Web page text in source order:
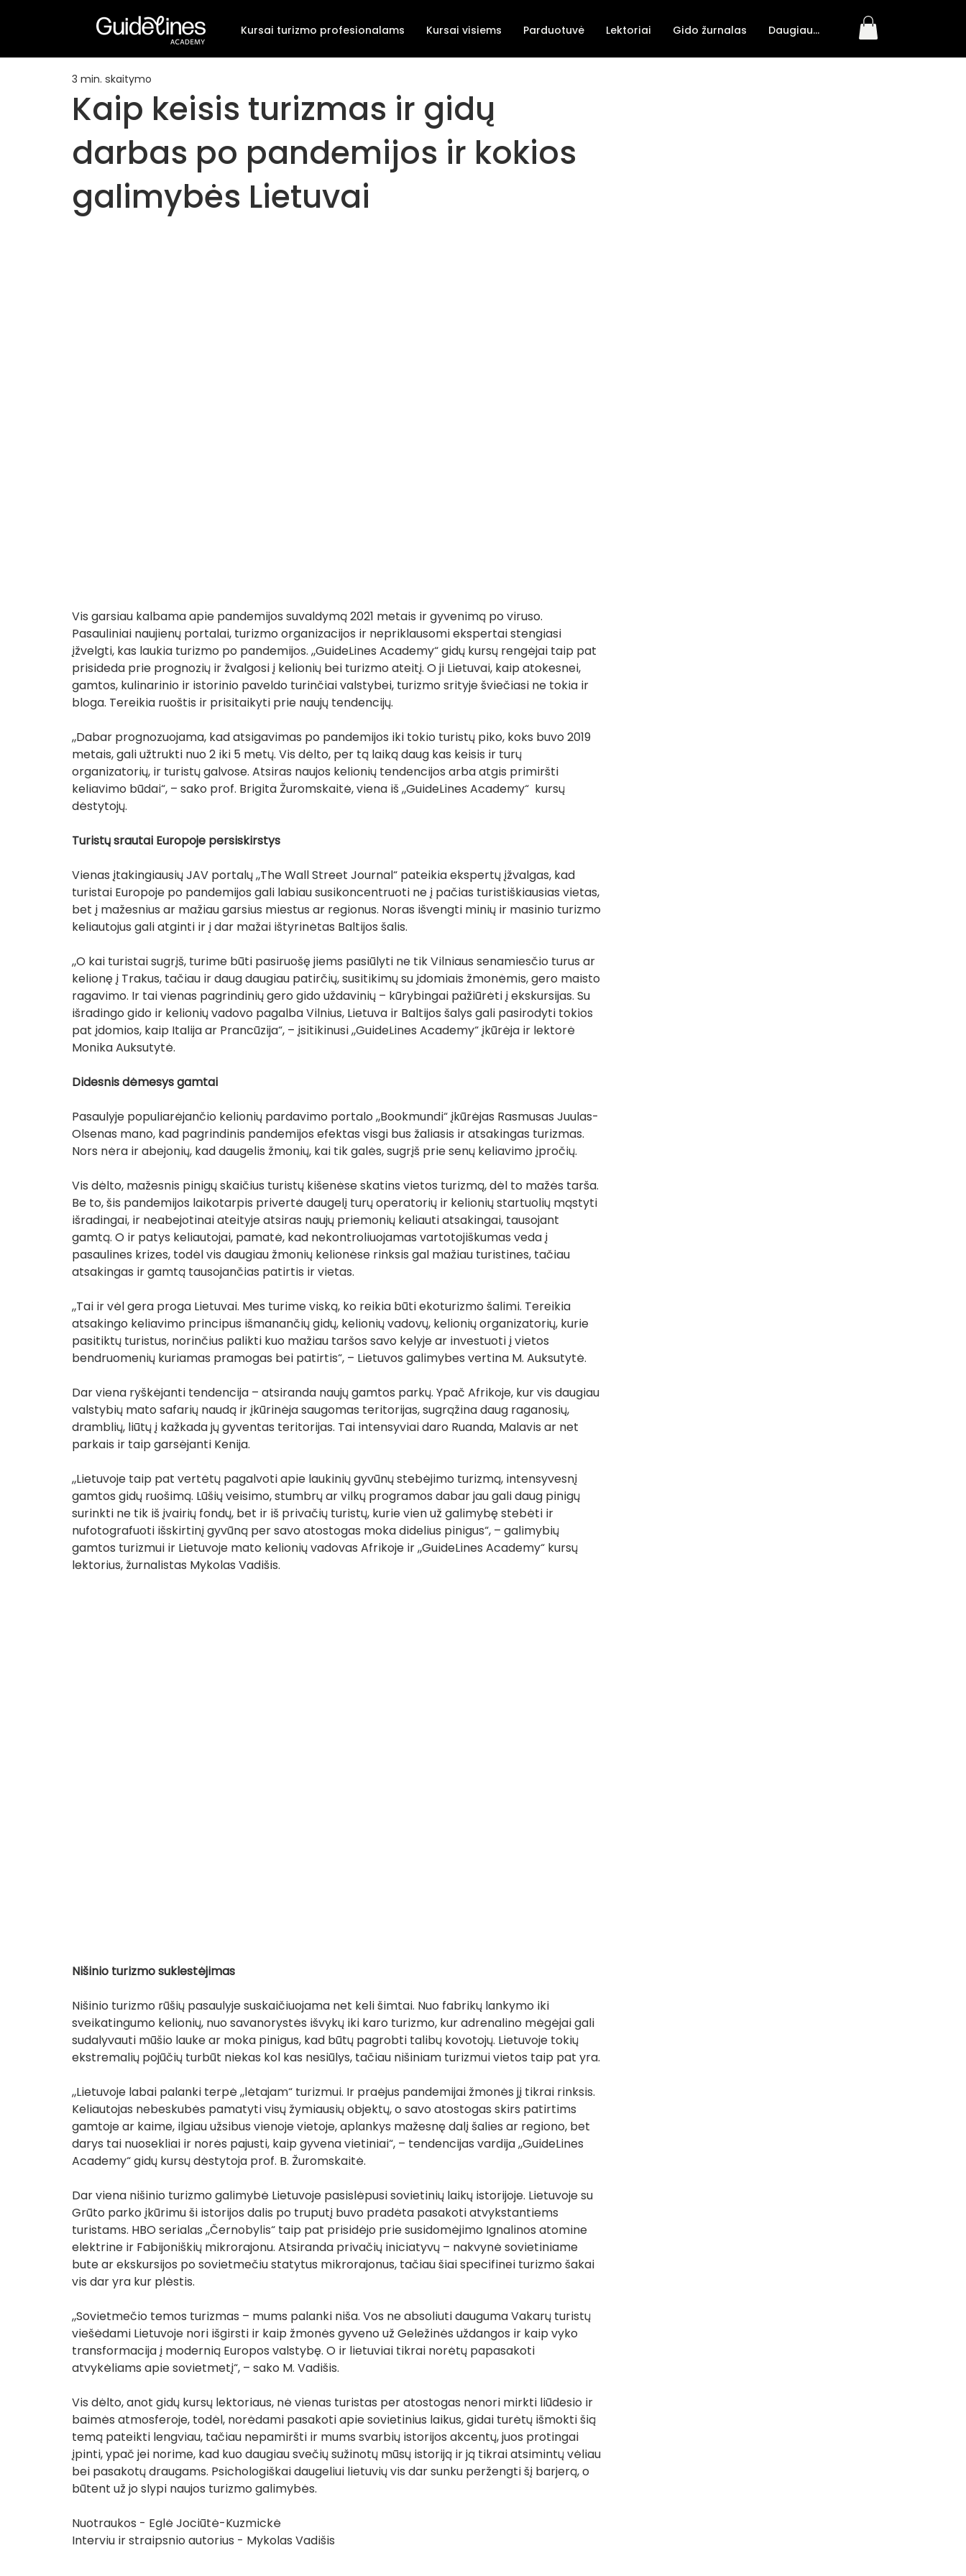
Kursai turizmo profesionalams Kursai visiems Parduotuvė Lektoriai Gido žurnalas Daugiau...
Kaip keisis turizmas ir gidų
darbas po pandemijos ir kokios
galimybės Lietuvai
3 min. skaitymo
Vis garsiau kalbama apie pandemijos suvaldymą 2021 metais ir gyvenimą po viruso.
Pasauliniai naujienų portalai, turizmo organizacijos ir nepriklausomi ekspertai stengiasi
įžvelgti, kas laukia turizmo po pandemijos. „GuideLines Academy“ gidų kursų rengėjai taip pat
prisideda prie prognozių ir žvalgosi į kelionių bei turizmo ateitį. O ji Lietuvai, kaip atokesnei,
gamtos, kulinarinio ir istorinio paveldo turinčiai valstybei, turizmo srityje šviečiasi ne tokia ir
bloga. Tereikia ruoštis ir prisitaikyti prie naujų tendencijų.
„Dabar prognozuojama, kad atsigavimas po pandemijos iki tokio turistų piko, koks buvo 2019
metais, gali užtrukti nuo 2 iki 5 metų. Vis dėlto, per tą laiką daug kas keisis ir turų
organizatorių, ir turistų galvose. Atsiras naujos kelionių tendencijos arba atgis primiršti
keliavimo būdai“, – sako prof. Brigita Žuromskaitė, viena iš „GuideLines Academy“  kursų
dėstytojų.
Turistų srautai Europoje persiskirstys
Vienas įtakingiausių JAV portalų „The Wall Street Journal“ pateikia ekspertų įžvalgas, kad
turistai Europoje po pandemijos gali labiau susikoncentruoti ne į pačias turistiškiausias vietas,
bet į mažesnius ar mažiau garsius miestus ar regionus. Noras išvengti minių ir masinio turizmo
keliautojus gali atginti ir į dar mažai ištyrinėtas Baltijos šalis.
„O kai turistai sugrįš, turime būti pasiruošę jiems pasiūlyti ne tik Vilniaus senamiesčio turus ar
kelionę į Trakus, tačiau ir daug daugiau patirčių, susitikimų su įdomiais žmonėmis, gero maisto
ragavimo. Ir tai vienas pagrindinių gero gido uždavinių – kūrybingai pažiūrėti į ekskursijas. Su
išradingo gido ir kelionių vadovo pagalba Vilnius, Lietuva ir Baltijos šalys gali pasirodyti tokios
pat įdomios, kaip Italija ar Prancūzija“, – įsitikinusi „GuideLines Academy“ įkūrėja ir lektorė
Monika Auksutytė.
Didesnis dėmesys gamtai
Pasaulyje populiarėjančio kelionių pardavimo portalo „Bookmundi“ įkūrėjas Rasmusas Juulas-
Olsenas mano, kad pagrindinis pandemijos efektas visgi bus žaliasis ir atsakingas turizmas.
Nors nėra ir abejonių, kad daugelis žmonių, kai tik galės, sugrįš prie senų keliavimo įpročių.
Vis dėlto, mažesnis pinigų skaičius turistų kišenėse skatins vietos turizmą, dėl to mažės tarša.
Be to, šis pandemijos laikotarpis privertė daugelį turų operatorių ir kelionių startuolių mąstyti
išradingai, ir neabejotinai ateityje atsiras naujų priemonių keliauti atsakingai, tausojant
gamtą. O ir patys keliautojai, pamatė, kad nekontroliuojamas vartotojiškumas veda į
pasaulines krizes, todėl vis daugiau žmonių kelionėse rinksis gal mažiau turistines, tačiau
atsakingas ir gamtą tausojančias patirtis ir vietas.
„Tai ir vėl gera proga Lietuvai. Mes turime viską, ko reikia būti ekoturizmo šalimi. Tereikia
atsakingo keliavimo principus išmanančių gidų, kelionių vadovų, kelionių organizatorių, kurie
pasitiktų turistus, norinčius palikti kuo mažiau taršos savo kelyje ar investuoti į vietos
bendruomenių kuriamas pramogas bei patirtis“, – Lietuvos galimybes vertina M. Auksutytė.
Dar viena ryškėjanti tendencija – atsiranda naujų gamtos parkų. Ypač Afrikoje, kur vis daugiau
valstybių mato safarių naudą ir įkūrinėja saugomas teritorijas, sugrąžina daug raganosių,
dramblių, liūtų į kažkada jų gyventas teritorijas. Tai intensyviai daro Ruanda, Malavis ar net
parkais ir taip garsėjanti Kenija.
„Lietuvoje taip pat vertėtų pagalvoti apie laukinių gyvūnų stebėjimo turizmą, intensyvesnį
gamtos gidų ruošimą. Lūšių veisimo, stumbrų ar vilkų programos dabar jau gali daug pinigų
surinkti ne tik iš įvairių fondų, bet ir iš privačių turistų, kurie vien už galimybę stebėti ir
nufotografuoti išskirtinį gyvūną per savo atostogas moka didelius pinigus“, – galimybių
gamtos turizmui ir Lietuvoje mato kelionių vadovas Afrikoje ir „GuideLines Academy“ kursų
lektorius, žurnalistas Mykolas Vadišis.
Nišinio turizmo suklestėjimas
Nišinio turizmo rūšių pasaulyje suskaičiuojama net keli šimtai. Nuo fabrikų lankymo iki
sveikatingumo kelionių, nuo savanorystės išvykų iki karo turizmo, kur adrenalino mėgėjai gali
sudalyvauti mūšio lauke ar moka pinigus, kad būtų pagrobti talibų kovotojų. Lietuvoje tokių
ekstremalių pojūčių turbūt niekas kol kas nesiūlys, tačiau nišiniam turizmui vietos taip pat yra.
„Lietuvoje labai palanki terpė „lėtajam“ turizmui. Ir praėjus pandemijai žmonės jį tikrai rinksis.
Keliautojas nebeskubės pamatyti visų žymiausių objektų, o savo atostogas skirs patirtims
gamtoje ar kaime, ilgiau užsibus vienoje vietoje, aplankys mažesnę dalį šalies ar regiono, bet
darys tai nuosekliai ir norės pajusti, kaip gyvena vietiniai“, – tendencijas vardija „GuideLines
Academy“ gidų kursų dėstytoja prof. B. Žuromskaitė.
Dar viena nišinio turizmo galimybė Lietuvoje pasislėpusi sovietinių laikų istorijoje. Lietuvoje su
Grūto parko įkūrimu ši istorijos dalis po truputį buvo pradėta pasakoti atvykstantiems
turistams. HBO serialas „Černobylis“ taip pat prisidėjo prie susidomėjimo Ignalinos atomine
elektrine ir Fabijoniškių mikrorajonu. Atsiranda privačių iniciatyvų – nakvynė sovietiniame
bute ar ekskursijos po sovietmečiu statytus mikrorajonus, tačiau šiai specifinei turizmo šakai
vis dar yra kur plėstis.
„Sovietmečio temos turizmas – mums palanki niša. Vos ne absoliuti dauguma Vakarų turistų
viešėdami Lietuvoje nori išgirsti ir kaip žmonės gyveno už Geležinės uždangos ir kaip vyko
transformacija į modernią Europos valstybę. O ir lietuviai tikrai norėtų papasakoti
atvykėliams apie sovietmetį“, – sako M. Vadišis.
Vis dėlto, anot gidų kursų lektoriaus, nė vienas turistas per atostogas nenori mirkti liūdesio ir
baimės atmosferoje, todėl, norėdami pasakoti apie sovietinius laikus, gidai turėtų išmokti šią
temą pateikti lengviau, tačiau nepamiršti ir mums svarbių istorijos akcentų, juos protingai
įpinti, ypač jei norime, kad kuo daugiau svečių sužinotų mūsų istoriją ir ją tikrai atsimintų vėliau
bei pasakotų draugams. Psichologiškai daugeliui lietuvių vis dar sunku peržengti šį barjerą, o
būtent už jo slypi naujos turizmo galimybės.
Nuotraukos - Eglė Jociūtė-Kuzmickė
Interviu ir straipsnio autorius - Mykolas Vadišis